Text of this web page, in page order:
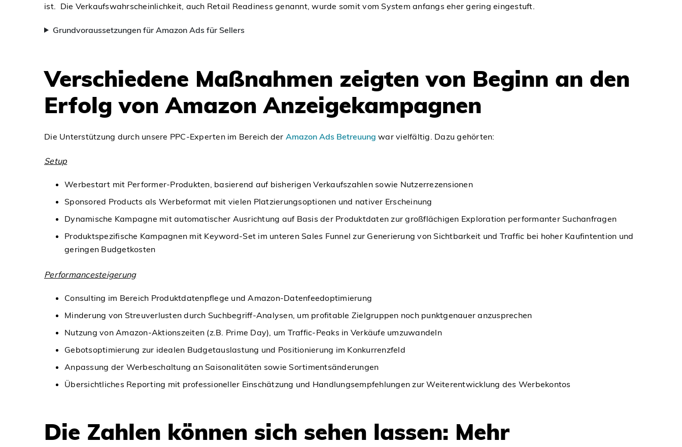
ist. Die Verkaufswahrscheinlichkeit, auch Retail Readiness genannt, wurde somit vom System anfangs eher gering eingestuft.
Grundvoraussetzungen für Amazon Ads für Sellers
Verschiedene Maßnahmen zeigten von Beginn an den
Erfolg von Amazon Anzeigekampagnen
Die Unterstützung durch unsere PPC-Experten im Bereich der Amazon Ads Betreuung war vielfältig. Dazu gehörten:
Setup
Werbestart mit Performer-Produkten, basierend auf bisherigen Verkaufszahlen sowie Nutzerrezensionen
Sponsored Products als Werbeformat mit vielen Platzierungsoptionen und nativer Erscheinung
Dynamische Kampagne mit automatischer Ausrichtung auf Basis der Produktdaten zur großflächigen Exploration performanter Suchanfragen
Produktspezifische Kampagnen mit Keyword-Set im unteren Sales Funnel zur Generierung von Sichtbarkeit und Traffic bei hoher Kaufintention und
geringen Budgetkosten
Performancesteigerung
Consulting im Bereich Produktdatenpflege und Amazon-Datenfeedoptimierung
Minderung von Streuverlusten durch Suchbegriff-Analysen, um profitable Zielgruppen noch punktgenauer anzusprechen
Nutzung von Amazon-Aktionszeiten (z.B. Prime Day), um Traffic-Peaks in Verkäufe umzuwandeln
Gebotsoptimierung zur idealen Budgetauslastung und Positionierung im Konkurrenzfeld
Anpassung der Werbeschaltung an Saisonalitäten sowie Sortimentsänderungen
Übersichtliches Reporting mit professioneller Einschätzung und Handlungsempfehlungen zur Weiterentwicklung des Werbekontos
Die Zahlen können sich sehen lassen: Mehr